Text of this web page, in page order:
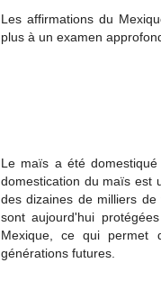
Les affirmations du
plus à un examen
Le maïs a été
domestication du maïs est
des dizaines de milliers
sont aujourd'hui
Mexique, ce qui permet
générations futures.